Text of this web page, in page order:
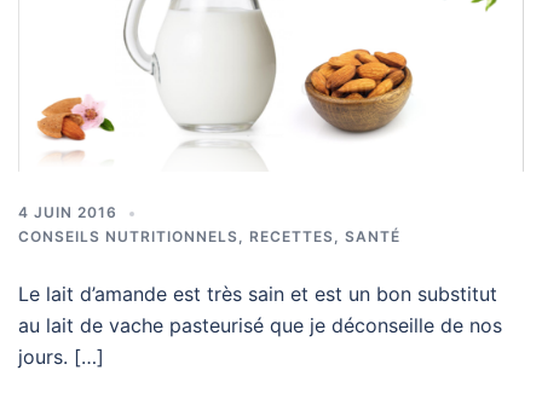
4 JUIN 2016
CONSEILS NUTRITIONNELS, RECETTES, SANTÉ
Le lait d’amande est très sain et est un bon substitut
au lait de vache pasteurisé que je déconseille de nos
jours. […]